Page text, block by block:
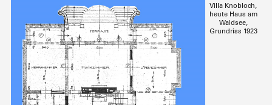
Villa Knobloch,
heute Haus am
Waldsee,
Grundriss 1923